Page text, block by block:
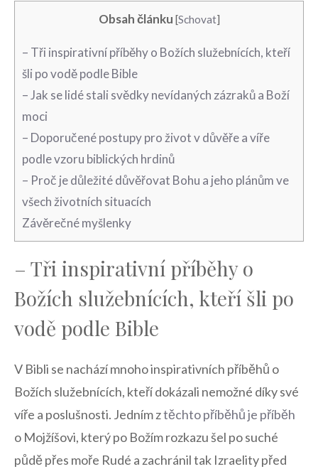
Obsah článku [Schovat]
– Tři inspirativní příběhy o Božích služebnících, kteří
šli po vodě podle Bible
– Jak se lidé stali svědky nevídaných zázraků a Boží
moci
– Doporučené postupy pro život v důvěře a víře
podle vzoru biblických hrdinů
– Proč je důležité důvěřovat Bohu a jeho plánům ve
všech životních situacích
Závěrečné myšlenky
– Tři inspirativní příběhy o
Božích služebnících, kteří šli po
vodě podle Bible
V Bibli se nachází mnoho inspirativních příběhů o
Božích služebnících, kteří dokázali nemožné díky své
víře a poslušnosti. Jedním ztěchto příběhů je příběh
o Mojžíšovi, který po Božím rozkazu šel po suché
půdě přes moře Rudé a zachránil tak Izraelity před